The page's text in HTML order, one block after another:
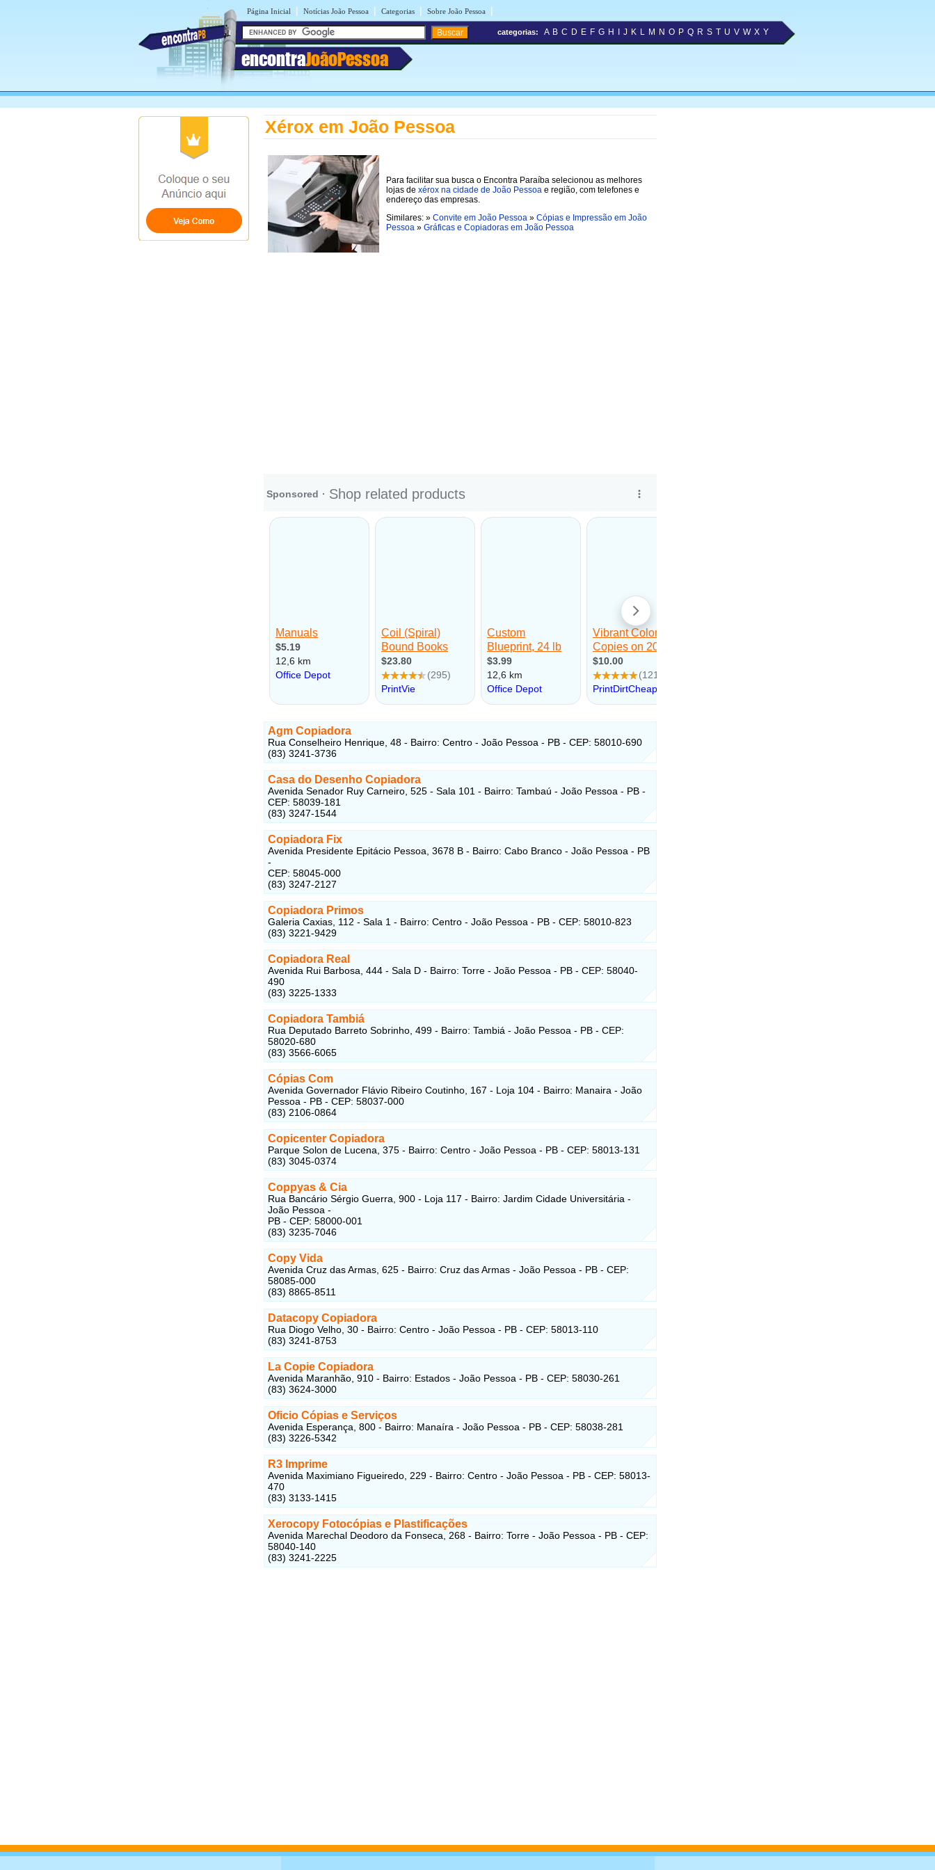
Página Inicial | Notícias João Pessoa | Categorias | Sobre João Pessoa |
encontraJoãoPessoa
categorias: A B C D E F G H J K L M N O P Q R S T U V W X Y
Xérox em João Pessoa
Para facilitar sua busca o Encontra Paraíba selecionou as melhores
lojas de xérox na cidade de João Pessoa e região, com telefones e
endereço das empresas.
Similares: » Convite em João Pessoa » Cópias e Impressão em João
Pessoa » Gráficas e Copiadoras em João Pessoa
Agm Copiadora
Rua Conselheiro Henrique, 48 - Bairro: Centro - João Pessoa - PB - CEP: 58010-690
(83) 3241-3736
Casa do Desenho Copiadora
Avenida Senador Ruy Carneiro, 525 - Sala 101 - Bairro: Tambaú - João Pessoa - PB -
CEP: 58039-181
(83) 3247-1544
Copiadora Fix
Avenida Presidente Epitácio Pessoa, 3678 B - Bairro: Cabo Branco - João Pessoa - PB
-
CEP: 58045-000
(83) 3247-2127
Copiadora Primos
Galeria Caxias, 112 - Sala 1 - Bairro: Centro - João Pessoa - PB - CEP: 58010-823
(83) 3221-9429
Copiadora Real
Avenida Rui Barbosa, 444 - Sala D - Bairro: Torre - João Pessoa - PB - CEP: 58040-
490
(83) 3225-1333
Copiadora Tambiá
Rua Deputado Barreto Sobrinho, 499 - Bairro: Tambiá - João Pessoa - PB - CEP:
58020-680
(83) 3566-6065
Cópias Com
Avenida Governador Flávio Ribeiro Coutinho, 167 - Loja 104 - Bairro: Manaira - João
Pessoa - PB - CEP: 58037-000
(83) 2106-0864
Copicenter Copiadora
Parque Solon de Lucena, 375 - Bairro: Centro - João Pessoa - PB - CEP: 58013-131
(83) 3045-0374
Coppyas & Cia
Rua Bancário Sérgio Guerra, 900 - Loja 117 - Bairro: Jardim Cidade Universitária -
João Pessoa -
PB - CEP: 58000-001
(83) 3235-7046
Copy Vida
Avenida Cruz das Armas, 625 - Bairro: Cruz das Armas - João Pessoa - PB - CEP:
58085-000
(83) 8865-8511
Datacopy Copiadora
Rua Diogo Velho, 30 - Bairro: Centro - João Pessoa - PB - CEP: 58013-110
(83) 3241-8753
La Copie Copiadora
Avenida Maranhão, 910 - Bairro: Estados - João Pessoa - PB - CEP: 58030-261
(83) 3624-3000
Oficio Cópias e Serviços
Avenida Esperança, 800 - Bairro: Manaíra - João Pessoa - PB - CEP: 58038-281
(83) 3226-5342
R3 Imprime
Avenida Maximiano Figueiredo, 229 - Bairro: Centro - João Pessoa - PB - CEP: 58013-
470
(83) 3133-1415
Xerocopy Fotocópias e Plastificações
Avenida Marechal Deodoro da Fonseca, 268 - Bairro: Torre - João Pessoa - PB - CEP:
58040-140
(83) 3241-2225